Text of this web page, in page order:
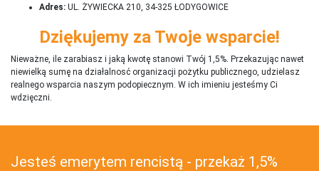
Adres: UL. ŻYWIECKA 210, 34-325 ŁODYGOWICE
Dziękujemy za Twoje wsparcie!
Nieważne, ile zarabiasz i jaką kwotę stanowi Twój 1,5%. Przekazując nawet
niewielką sumę na działalnosć organizacji pożytku publicznego, udzielasz
realnego wsparcia naszym podopiecznym. W ich imieniu jesteśmy Ci
wdzięczni.
Jesteś emerytem rencistą - przekaż 1,5%